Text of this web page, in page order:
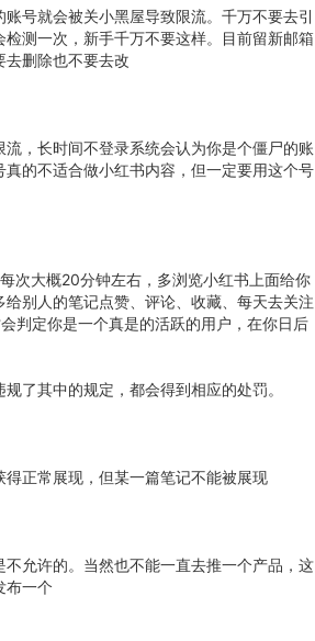
号就会被关小黑屋导致限流。千万不要去引
测一次，新手千万不要这样。目前留新邮箱
去删除也不要去改
，长时间不登录系统会认为你是个僵尸的账
的不适合做小红书内容，但一定要用这个号
次大概20分钟左右，多浏览小红书上面给你
别人的笔记点赞、评论、收藏、每天去关注
判定你是一个真是的活跃的用户，在你日后
了其中的规定，都会得到相应的处罚。
正常展现，但某一篇笔记不能被展现
允许的。当然也不能一直去推一个产品，这
布一个